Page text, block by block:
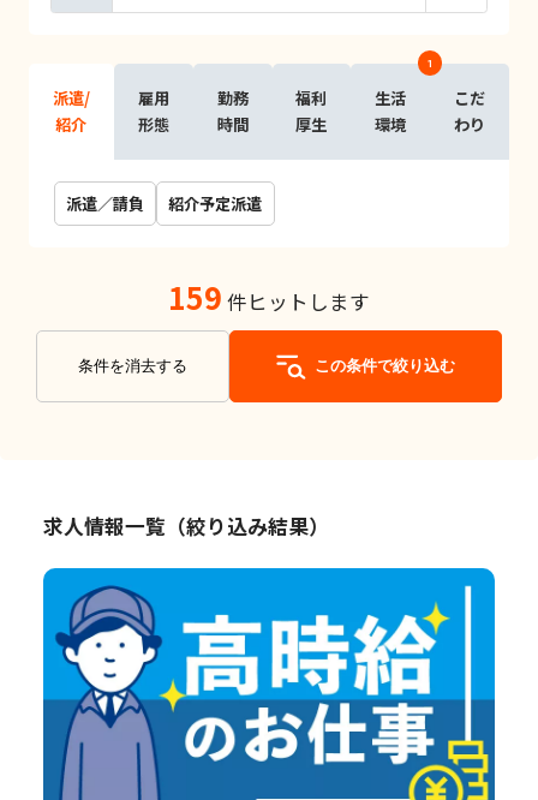
派遣/
紹介
雇用
形態
勤務
時間
福利
厚生
生活
環境
1
こだ
わり
派遣／請負 紹介予定派遣
159 件ヒットします
条件を消去する この条件で絞り込む
求人情報一覧（絞り込み結果）